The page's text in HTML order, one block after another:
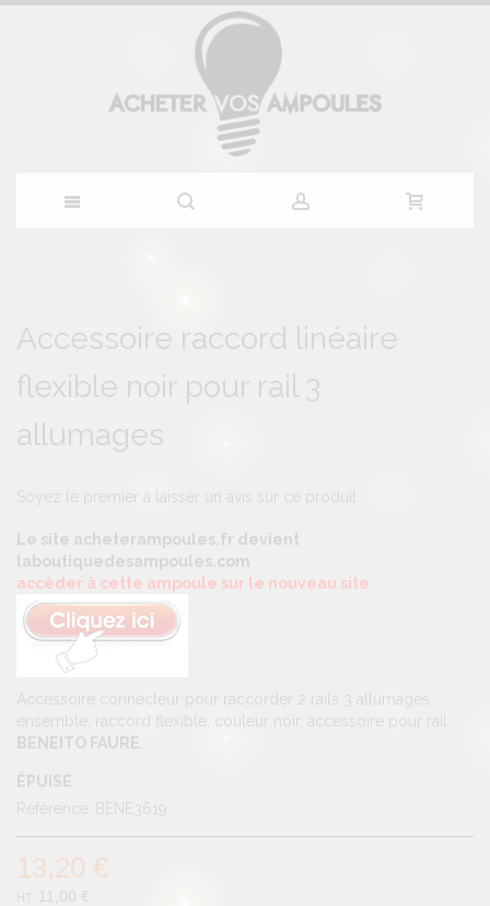
contenu
the
of
the
images
gallery
the
of
the
images
gallery
Accessoire raccord linéaire
flexible noir pour rail 3
allumages
Soyez le premier à laisser un avis sur ce produit
Le site acheterampoules.fr devient
laboutiquedesampoules.com
accèder à cette ampoule sur le nouveau site
Accessoire connecteur pour raccorder 2 rails 3 allumages
ensemble, raccord flexible, couleur noir, accessoire pour rail
BENEITO FAURE
ÉPUISÉ
Référence BENE3619
13,20 €
11,00 €